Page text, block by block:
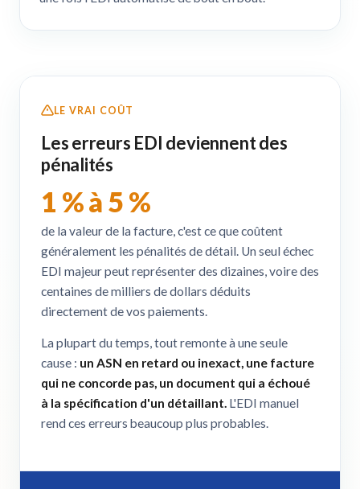
LE VRAI COÛT
Les erreurs EDI deviennent des
pénalités
1 % à 5 %
de la valeur de la facture, c'est ce que coûtent
généralement les pénalités de détail. Un seul échec
EDI majeur peut représenter des dizaines, voire des
centaines de milliers de dollars déduits
directement de vos paiements.
La plupart du temps, tout remonte à une seule
cause : un ASN en retard ou inexact, une facture
qui ne concorde pas, un document qui a échoué
à la spécification d'un détaillant. L'EDI manuel
rend ces erreurs beaucoup plus probables.